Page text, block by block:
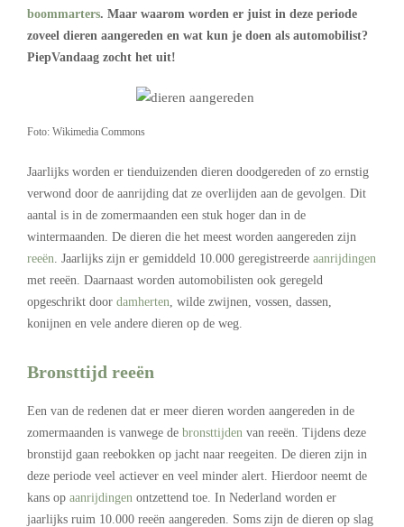
boommarters. Maar waarom worden er juist in deze periode
zoveel dieren aangereden en wat kun je doen als automobilist?
PiepVandaag zocht het uit!
Foto: Wikimedia Commons
Jaarlijks worden er tienduizenden dieren doodgereden of zo ernstig
verwond door de aanrijding dat ze overlijden aan de gevolgen. Dit
aantal is in de zomermaanden een stuk hoger dan in de
wintermaanden. De dieren die het meest worden aangereden zijn
reeën . Jaarlijks zijn er gemiddeld 10.000 geregistreerde aanrijdingen
met reeën. Daarnaast worden automobilisten ook geregeld
opgeschrikt door damherten , wilde zwijnen, vossen, dassen,
konijnen en vele andere dieren op de weg.
Bronsttijd reeën
Een van de redenen dat er meer dieren worden aangereden in de
zomermaanden is vanwege de bronsttijden van reeën. Tijdens deze
bronstijd gaan reebokken op jacht naar reegeiten. De dieren zijn in
deze periode veel actiever en veel minder alert. Hierdoor neemt de
kans op aanrijdingen ontzettend toe. In Nederland worden er
jaarlijks ruim 10.000 reeën aangereden. Soms zijn de dieren op slag